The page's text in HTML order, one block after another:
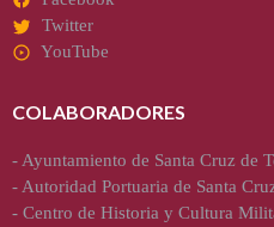
Twitter
YouTube
COLABORADORES
- Ayuntamiento de Santa Cruz de
- Autoridad Portuaria de Santa
- Centro de Historia y Cultura